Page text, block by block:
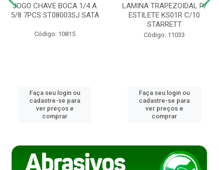
JOGO CHAVE BOCA 1/4 A
5/8 7PCS ST08003SJ SATA
Código: 10815
Faça seu login ou
cadastre-se para
ver preços e
comprar
LAMINA TRAPEZOIDAL P/
ESTILETE KS01R C/10
STARRETT
Código: 11033
Faça seu login ou
cadastre-se para
ver preços e
comprar